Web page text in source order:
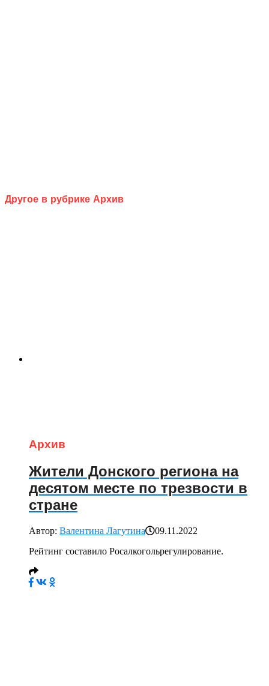
Другое в рубрике Архив
Архив
Жители Донского региона на
десятом месте по трезвости в
стране
Автор: Валентина Лагутина
09.11.2022
Рейтинг составило Росалкогольрегулирование.